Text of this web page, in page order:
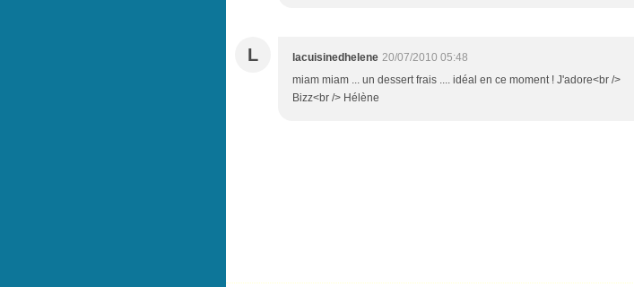
L lacuisinedhelene 20/07/2010 05:48
miam miam ... un dessert frais .... idéal en ce moment ! J'adore<br />
Bizz<br /> Hélène